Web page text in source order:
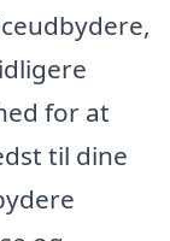
for at
til dine